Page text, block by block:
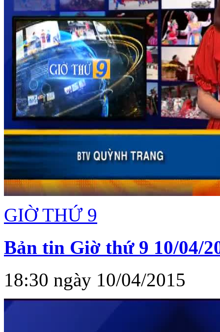
GIỜ THỨ 9
Bản tin Giờ thứ 9 10/04/
18:30 ngày 10/04/2015